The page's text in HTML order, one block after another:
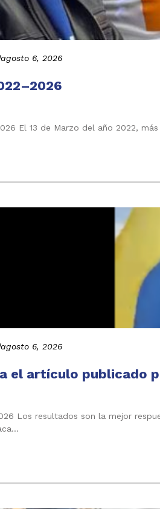
agosto 6, 2026
El 13 de Marzo del año 2022,
agosto 6, 2026
el artículo publicado
Los resultados son la mejor